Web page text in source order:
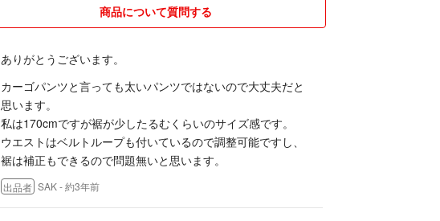
商品について質問する
ありがとうございます。
カーゴパンツと言っても太いパンツではないので大丈夫だと
思います。
私は170cmですが裾が少したるむくらいのサイズ感です。
ウエストはベルトループも付いているので調整可能ですし、
裾は補正もできるので問題無いと思います。
出品者 SAK- 約3年前